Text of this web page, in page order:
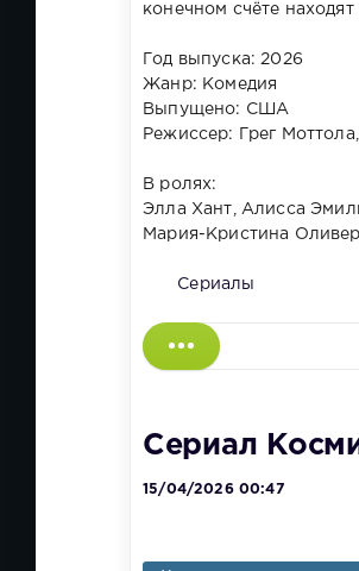
конечном счёте
Год выпуска: 2026
Жанр: Комедия
Выпущено: США
Режиссер: Грег
В ролях:
Элла Хант, Алисса
Мария-Кристина
Сериалы
Сериал
15/04/2026 00:47